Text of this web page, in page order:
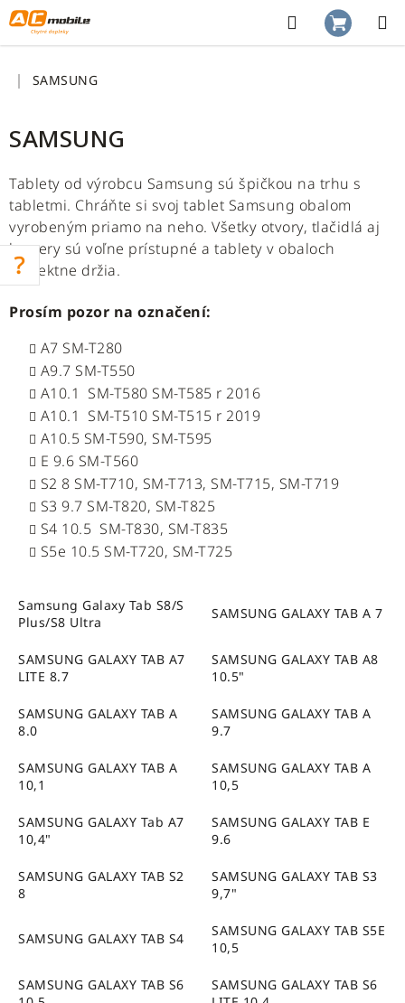
Prejsť
na
obsah
Hľadať
DomovSAMSUNG
SAMSUNG
Tablety od výrobcu Samsung sú špičkou na trhu s
tabletmi. Chráňte si svoj tablet Samsung obalom
vyrobeným priamo na neho. Všetky otvory, tlačidlá aj
kamery sú voľne prístupné a tablety v obaloch
perfektne držia.
Prosím pozor na označení:
A7 SM-T280
A9.7 SM-T550
A10.1 SM-T580 SM-T585 r 2016
A10.1 SM-T510 SM-T515 r 2019
A10.5 SM-T590, SM-T595
E 9.6 SM-T560
S2 8 SM-T710, SM-T713, SM-T715, SM-T719
S3 9.7 SM-T820, SM-T825
S4 10.5 SM-T830, SM-T835
S5e 10.5 SM-T720, SM-T725
Samsung Galaxy Tab S8/S
Plus/S8 Ultra
SAMSUNG GALAXY TAB A 7
SAMSUNG GALAXY TAB A7
LITE 8.7
SAMSUNG GALAXY TAB A8
10.5"
SAMSUNG GALAXY TAB A
8.0
SAMSUNG GALAXY TAB A
9.7
SAMSUNG GALAXY TAB A
10,1
SAMSUNG GALAXY TAB A
10,5
SAMSUNG GALAXY Tab A7
10,4"
SAMSUNG GALAXY TAB E
9.6
SAMSUNG GALAXY TAB S2
8
SAMSUNG GALAXY TAB S3
9,7"
SAMSUNG GALAXY TAB S4
SAMSUNG GALAXY TAB S5E
10,5
SAMSUNG GALAXY TAB S6
SAMSUNG GALAXY TAB S6